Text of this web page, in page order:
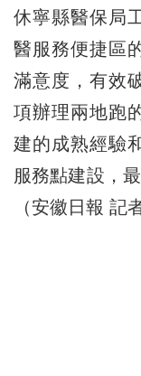
休寧縣醫保局
醫服務便捷區
滿意度，有效
項辦理兩地跑
建的成熟經驗
服務點建設，
（安徽日報 記